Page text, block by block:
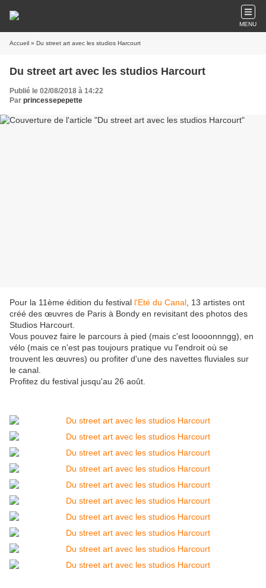
MENU
Accueil » Du street art avec les studios Harcourt
Du street art avec les studios Harcourt
Publié le 02/08/2018 à 14:22
Par princessepepette
Pour la 11ème édition du festival l'Eté du Canal , 13 artistes ont
créé des œuvres de Paris à Bondy en revisitant des photos des
Studios Harcourt.
Vous pouvez faire le parcours à pied (mais c'est loooonnngg), en
vélo (mais ce n'est pas toujours pratique vu l'endroit où se
trouvent les œuvres) ou profiter d'une des navettes fluviales sur
le canal.
Profitez du festival jusqu'au 26 août.